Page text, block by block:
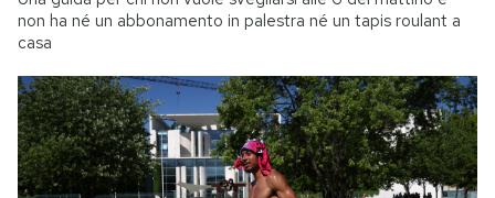
non ha né un abbonamento in palestra né un tapis roulant a
casa